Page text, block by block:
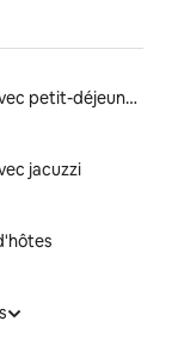
Locations avec petit-déjeuner
jacuzzi